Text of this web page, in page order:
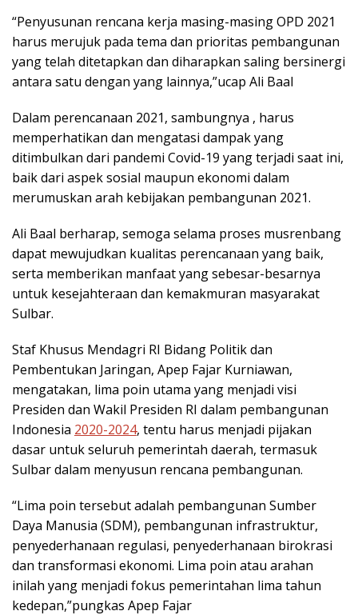
“Penyusunan rencana kerja masing-masing OPD 2021
harus merujuk pada tema dan prioritas pembangunan
yang telah ditetapkan dan diharapkan saling bersinergi
antara satu dengan yang lainnya,”ucap Ali Baal
Dalam perencanaan 2021, sambungnya , harus
memperhatikan dan mengatasi dampak yang
ditimbulkan dari pandemi Covid-19 yang terjadi saat ini,
baik dari aspek sosial maupun ekonomi dalam
merumuskan arah kebijakan pembangunan 2021.
Ali Baal berharap, semoga selama proses musrenbang
dapat mewujudkan kualitas perencanaan yang baik,
serta memberikan manfaat yang sebesar-besarnya
untuk kesejahteraan dan kemakmuran masyarakat
Sulbar.
Staf Khusus Mendagri RI Bidang Politik dan
Pembentukan Jaringan, Apep Fajar Kurniawan,
mengatakan, lima poin utama yang menjadi visi
Presiden dan Wakil Presiden RI dalam pembangunan
Indonesia 2020-2024, tentu harus menjadi pijakan
dasar untuk seluruh pemerintah daerah, termasuk
Sulbar dalam menyusun rencana pembangunan.
“Lima poin tersebut adalah pembangunan Sumber
Daya Manusia (SDM), pembangunan infrastruktur,
penyederhanaan regulasi, penyederhanaan birokrasi
dan transformasi ekonomi. Lima poin atau arahan
inilah yang menjadi fokus pemerintahan lima tahun
kedepan,”pungkas Apep Fajar